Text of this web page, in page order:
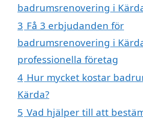
badrumsrenovering i
3 Få 3 erbjudanden för
badrumsrenovering i
professionella företag
4 Hur mycket kostar
Kärda?
5 Vad hjälper till att